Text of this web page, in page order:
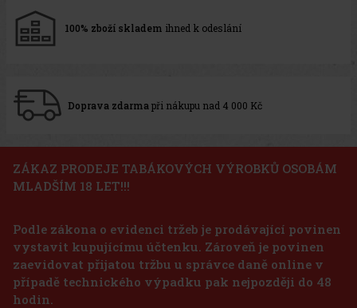
100% zboží skladem ihned k odeslání
Doprava zdarma při nákupu nad 4 000 Kč
ZÁKAZ PRODEJE TABÁKOVÝCH VÝROBKŮ OSOBÁM
MLADŠÍM 18 LET!!!
Podle zákona o evidenci tržeb je prodávající povinen
vystavit kupujícímu účtenku. Zároveň je povinen
zaevidovat přijatou tržbu u správce daně online v
případě technického výpadku pak nejpozději do 48
hodin.